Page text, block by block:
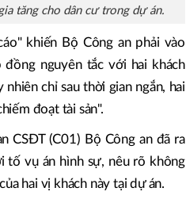
tăng cho dân cư trong dự án.
khiến Bộ Công an phải vào
nguyên tắc với hai khách
chỉ sau thời gian ngắn, hai
đoạt tài sản".
CSĐT (C01) Bộ Công an đã ra
tố vụ án hình sự, nêu rõ không
hai vị khách này tại dự án.